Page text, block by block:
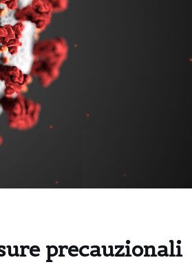
precauzionali